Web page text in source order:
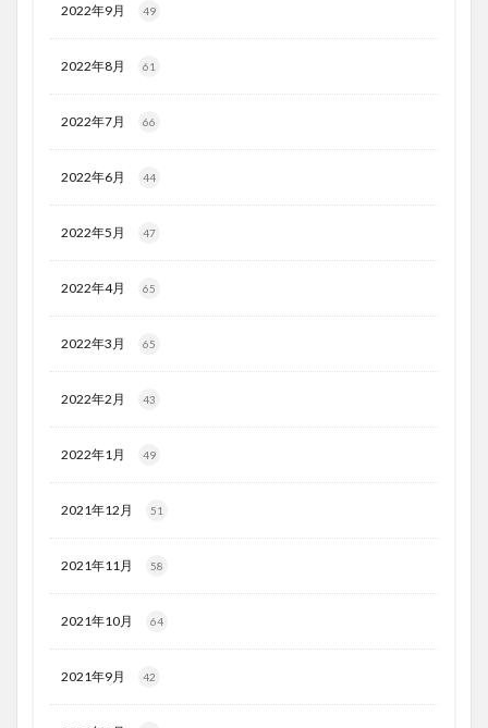
2022年9月 49
2022年8月 61
2022年7月 66
2022年6月 44
2022年5月 47
2022年4月 65
2022年3月 65
2022年2月 43
2022年1月 49
2021年12月 51
2021年11月 58
2021年10月 64
2021年9月 42